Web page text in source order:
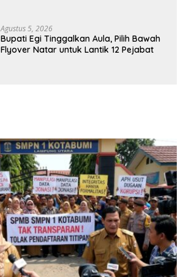
Agustus 5, 2026
Bupati Egi Tinggalkan Aula, Pilih Bawah
Flyover Natar untuk Lantik 12 Pejabat